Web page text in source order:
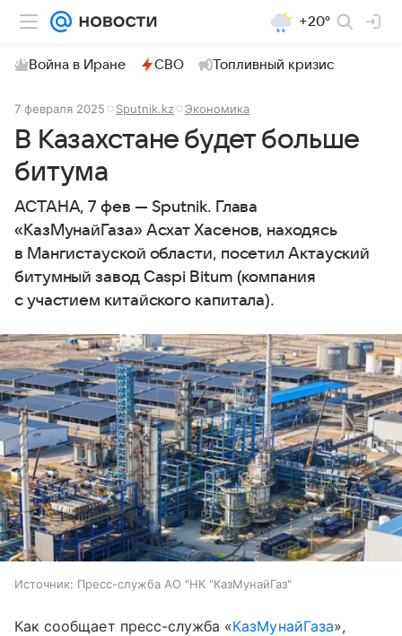
+20°
Война в Иране СВО Топливный кризис
7 февраля 2025 Sputnik.kz Экономика
В Казахстане будет больше
битума
АСТАНА, 7 фев — Sputnik. Глава
«КазМунайГаза» Асхат Хасенов, находясь
в Мангистауской области, посетил Актауский
битумный завод Caspi Bitum (компания
с участием китайского капитала).
Источник: Пресс-служба АО "НК "КазМунайГаз"
Как сообщает пресс-служба «КазМунайГаза»,